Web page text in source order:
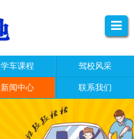
学车课程 驾校风采
新闻中心 联系我们